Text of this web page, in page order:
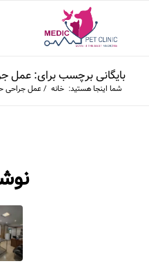
بایگانی برچسب برای: عمل
شما اینجا هستید: خانه /عمل جراحی